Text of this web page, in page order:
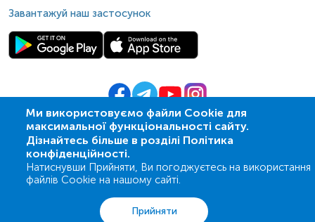
Ми використовуємо файли Cookie для
максимальної функціональності сайту.
Дізнайтесь більше в розділі Політика
конфіденційності.
Натиснувши Прийняти, Ви погоджуєтесь на використання
файлів Cookie на нашому сайті.
Прийняти
Завантажуй наш застосунок
© 2009- 2026 | ПСМЛ «Ескулаб»
Акції Адреси Кошик